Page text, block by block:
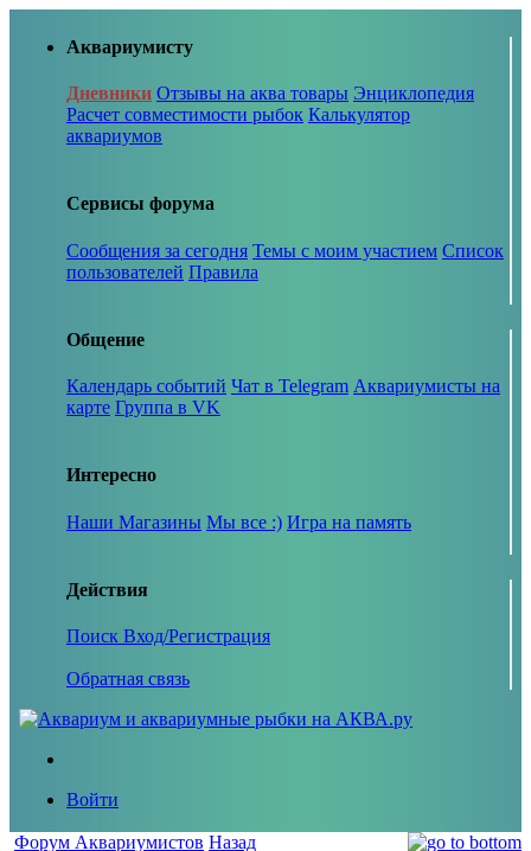
Аквариумисту
Дневники Отзывы на аква товары Энциклопедия
Расчет совместимости рыбок Калькулятор
аквариумов
Сервисы форума
Сообщения за сегодня Темы с моим участием Список
пользователей Правила
Общение
Календарь событий Чат в Telegram Аквариумисты на
карте Группа в VK
Интересно
Наши Магазины Мы все :) Игра на память
Действия
Поиск Вход/Регистрация
Обратная связь
Войти
Форум Аквариумистов Назад